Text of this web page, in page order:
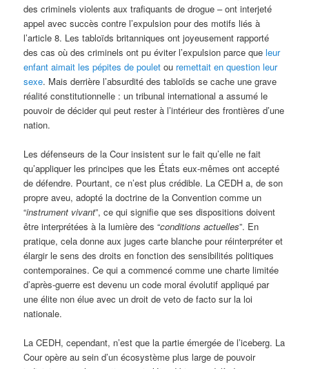
des criminels violents aux trafiquants de drogue – ont interjeté
appel avec succès contre l’expulsion pour des motifs liés à
l’article 8. Les tabloïds britanniques ont joyeusement rapporté
des cas où des criminels ont pu éviter l’expulsion parce queleur
enfant aimait les pépites de poulet ou remettait en question leur
sexe. Mais derrière l’absurdité des tabloïds se cache une grave
réalité constitutionnelle : un tribunal international a assumé le
pouvoir de décider qui peut rester à l’intérieur des frontières d’une
nation.
Les défenseurs de la Cour insistent sur le fait qu’elle ne fait
qu’appliquer les principes que les États eux-mêmes ont accepté
de défendre. Pourtant, ce n’est plus crédible. La CEDH a, de son
propre aveu, adopté la doctrine de la Convention comme un
“instrument vivant”, ce qui signifie que ses dispositions doivent
être interprétées à la lumière des “conditions actuelles”. En
pratique, cela donne aux juges carte blanche pour réinterpréter et
élargir le sens des droits en fonction des sensibilités politiques
contemporaines. Ce qui a commencé comme une charte limitée
d’après-guerre est devenu un code moral évolutif appliqué par
une élite non élue avec un droit de veto de facto sur la loi
nationale.
La CEDH, cependant, n’est que la partie émergée de l’iceberg. La
Cour opère au sein d’un écosystème plus large de pouvoir